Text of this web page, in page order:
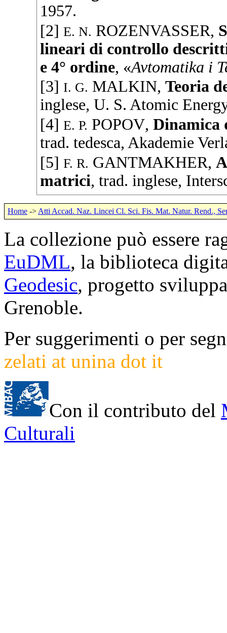
1957.
[2]E. N. ROZENVASSER,
lineari di controllo
e 4° ordine, «Avtomatika i
[3] I. G. MALKIN,Teoria
inglese,U. S. Atomic
[4]E. P. POPOV,Dinamica
trad. tedesca,Akademie
[5]F. R. GANTMAKHER,
matrici, trad. inglese,
Home -> Atti Accad. Naz. Lincei Cl. Sci. Fis. Mat. Natur. Rend.,
La collezione può essere
EuDML, la biblioteca
Geodesic, progetto
Grenoble.
Per suggerimenti o per
zelati at unina dot it
Con il contributo del
Culturali